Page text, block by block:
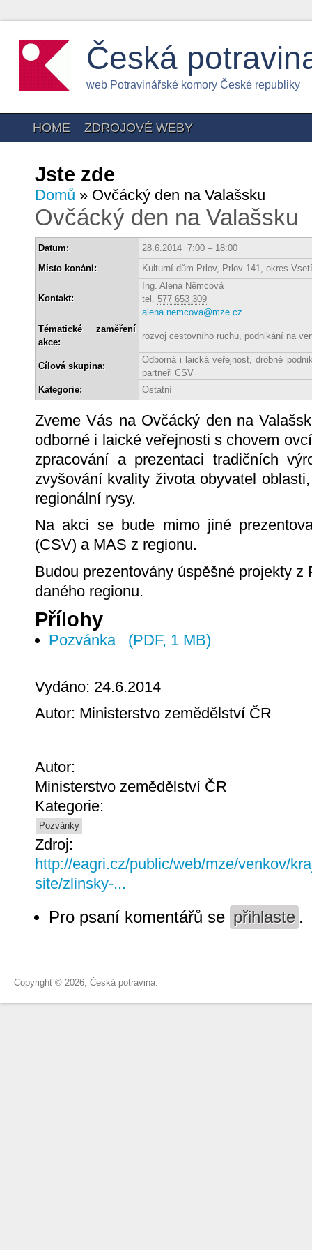
Česká
web Potravinářské komory České republiky
HOME ZDROJOVÉ WEBY
Jste zde
Domů » Ovčácký den na Valašsku
Ovčácký den na Valašsku
Datum:
28.6.2014 7:00 – 18:00
Místo konání:
Kulturní dům Prlov, Prlov 141, okres
Kontakt:
Ing. Alena Němcová
tel. 577 653 309
alena.nemcova@mze.cz
Tématické zaměření
akce:
rozvoj cestovního ruchu, podnikání na
Cílová skupina:
Odborná i laická veřejnost, drobné
partneři CSV
Kategorie:
Ostatní
Zveme Vás na Ovčácký den na
odborné i laické veřejnosti s chovem
zpracování a prezentaci tradičních
zvyšování kvality života obyvatel
regionální rysy.
Na akci se bude mimo jiné
(CSV) a MAS z regionu.
Budou prezentovány úspěšné projekty
daného regionu.
Přílohy
Pozvánka (PDF, 1 MB)
Vydáno: 24.6.2014
Autor: Ministerstvo zemědělství ČR
Autor:
Ministerstvo zemědělství ČR
Kategorie:
Pozvánky
Zdroj:
http://eagri.cz/public/web/mze/venkov/
site/zlinsky-...
Pro psaní komentářů se přihlaste .
Copyright © 2026, Česká potravina.